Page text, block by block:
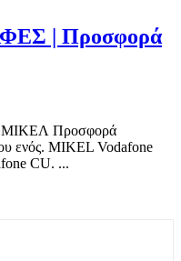
| Προσφορά
ΜΙΚΕΛ Προσφορά
ενός. MIKEL Vodafone
CU. ...